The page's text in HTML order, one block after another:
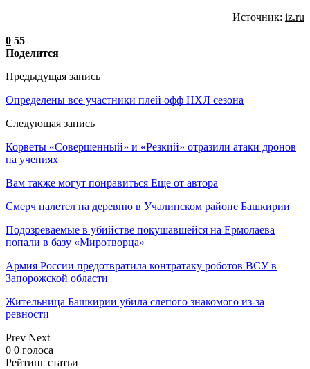
Источник: iz.ru
0 55
Поделится
Предыдущая запись
Определены все участники плей офф НХЛ сезона
Следующая запись
Корветы «Совершенный» и «Резкий» отразили атаки дронов
на учениях
Вам также могут понравиться Еще от автора
Смерч налетел на деревню в Учалинском районе Башкирии
Подозреваемые в убийстве покушавшейся на Ермолаева
попали в базу «Миротворца»
Армия России предотвратила контратаку роботов ВСУ в
Запорожской области
Жительница Башкирии убила слепого знакомого из-за
ревности
Prev Next
0 0 голоса
Рейтинг статьи